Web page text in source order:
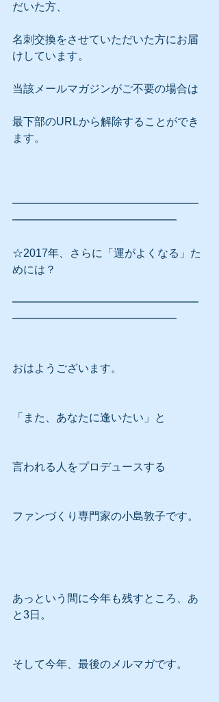
だいた方、
名刺交換をさせていただいた方にお届
けしています。
当該メールマガジンがご不要の場合は
最下部のURLから解除することができ
ます。
━━━━━━━━━━━━━━━━━
━━━━━━━━━━━━━━━
☆2017年、さらに「運がよくなる」た
めには？
━━━━━━━━━━━━━━━━━
━━━━━━━━━━━━━━━
おはようございます。
「また、あなたに逢いたい」と
言われる人をプロデュースする
ファンづくり専門家の小島敦子です。
あっという間に今年も残すところ、あ
と3日。
そして今年、最後のメルマガです。